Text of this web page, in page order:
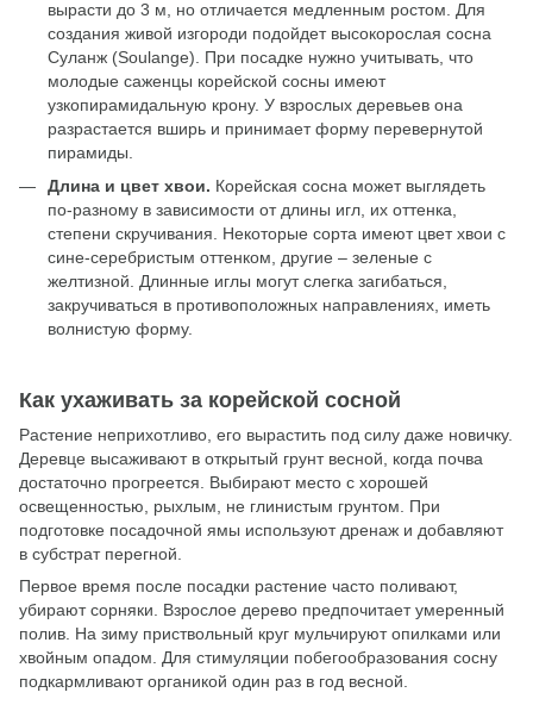
вырасти до 3 м, но отличается медленным ростом. Для
создания живой изгороди подойдет высокорослая сосна
Суланж (Soulange). При посадке нужно учитывать, что
молодые саженцы корейской сосны имеют
узкопирамидальную крону. У взрослых деревьев она
разрастается вширь и принимает форму перевернутой
пирамиды.
Длина и цвет хвои. Корейская сосна может выглядеть
по-разному в зависимости от длины игл, их оттенка,
степени скручивания. Некоторые сорта имеют цвет хвои с
сине-серебристым оттенком, другие – зеленые с
желтизной. Длинные иглы могут слегка загибаться,
закручиваться в противоположных направлениях, иметь
волнистую форму.
Как ухаживать за корейской сосной
Растение неприхотливо, его вырастить под силу даже новичку.
Деревце высаживают в открытый грунт весной, когда почва
достаточно прогреется. Выбирают место с хорошей
освещенностью, рыхлым, не глинистым грунтом. При
подготовке посадочной ямы используют дренаж и добавляют
в субстрат перегной.
Первое время после посадки растение часто поливают,
убирают сорняки. Взрослое дерево предпочитает умеренный
полив. На зиму приствольный круг мульчируют опилками или
хвойным опадом. Для стимуляции побегообразования сосну
подкармливают органикой один раз в год весной.